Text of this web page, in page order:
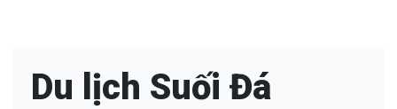
Du lịch Suối Đá